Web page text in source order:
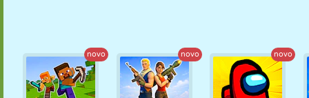
novo novo novo